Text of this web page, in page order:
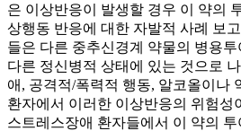
은 이상반응이 발생할 경우 이 약의
상행동 반응에 대한 자발적 사례 보
들은 다른 중추신경계 약물의 병용
다른 정신병적 상태에 있는 것으로
애, 공격적/폭력적 행동, 알코올이나
환자에서 이러한 이상반응의 위험성
스트레스장애 환자들에서 이 약의